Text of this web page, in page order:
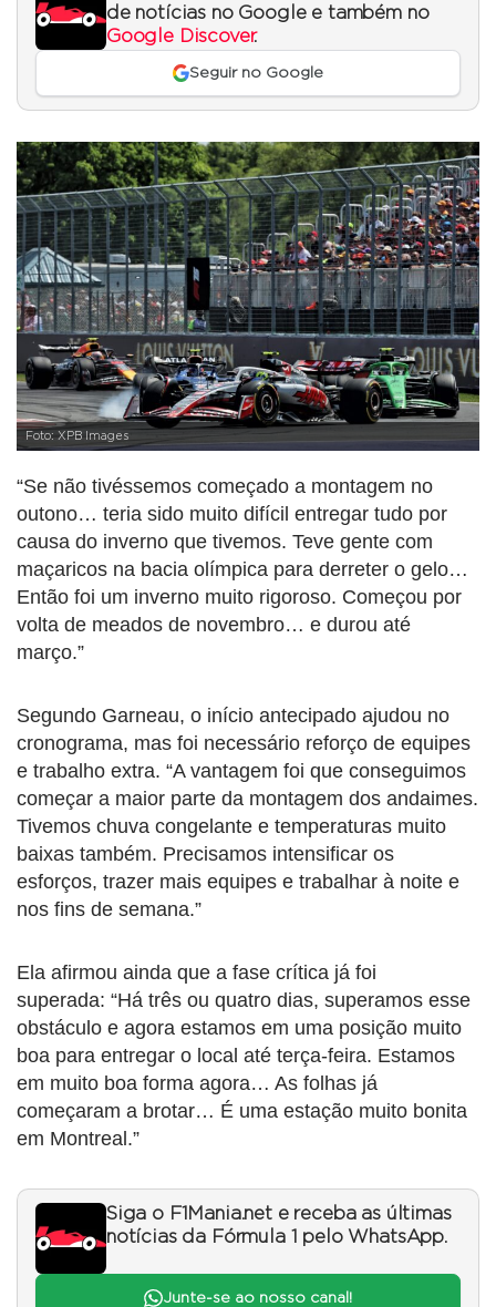
de notícias no Google e também no
Google Discover.
Seguir no Google
Foto: XPB Images
“Se não tivéssemos começado a montagem no
outono… teria sido muito difícil entregar tudo por
causa do inverno que tivemos. Teve gente com
maçaricos na bacia olímpica para derreter o gelo…
Então foi um inverno muito rigoroso. Começou por
volta de meados de novembro… e durou até
março.”
Segundo Garneau, o início antecipado ajudou no
cronograma, mas foi necessário reforço de equipes
e trabalho extra. “A vantagem foi que conseguimos
começar a maior parte da montagem dos andaimes.
Tivemos chuva congelante e temperaturas muito
baixas também. Precisamos intensificar os
esforços, trazer mais equipes e trabalhar à noite e
nos fins de semana.”
Ela afirmou ainda que a fase crítica já foi
superada: “Há três ou quatro dias, superamos esse
obstáculo e agora estamos em uma posição muito
boa para entregar o local até terça-feira. Estamos
em muito boa forma agora… As folhas já
começaram a brotar… É uma estação muito bonita
em Montreal.”
Siga o F1Mania.net e receba as últimas
notícias da Fórmula 1 pelo WhatsApp.
Junte-se ao nosso canal!